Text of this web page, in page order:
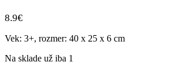
8.9€
Vek: 3+, rozmer: 40 x 25 x 6 cm
Na sklade už iba 1